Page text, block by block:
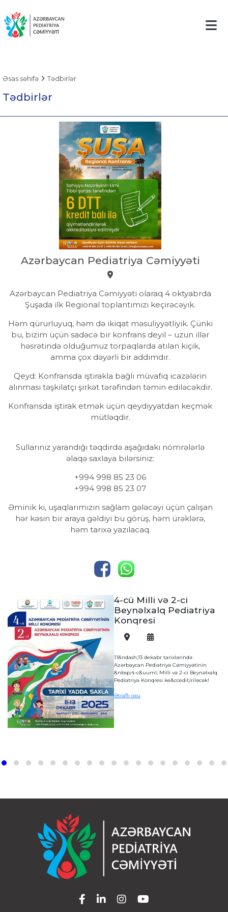
Əsas səhifə Tədbirlər
Tədbirlər
Azərbaycan Pediatriya Cəmiyyəti
Azərbaycan Pediatriya Cəmiyyəti olaraq 4 oktyabrda
Şuşada ilk Regional toplantımızı keçirəcəyik.
Həm qürurluyuq, həm də ikiqat məsuliyyətliyik. Çünki
bu, bizim üçün sadəcə bir konfrans deyil – uzun illər
həsrətində olduğumuz torpaqlarda atılan kiçik,
amma çox dəyərli bir addımdır.
Qeyd: Konfransda iştirakla bağlı müvafiq icazələrin
alınması təşkilatçı şirkət tərəfindən təmin ediləcəkdir.
Konfransda iştirak etmək üçün qeydiyyatdan keçmək
mütləqdir.
Sullarınız yarandığı təqdirdə aşağıdakı nömrələrlə
əlaqə saxlaya bilərsiniz:
+994 998 85 23 06
+994 998 85 23 07
Əminik ki, uşaqlarımızın sağlam gələcəyi üçün çalışan
hər kəsin bir araya gəldiyi bu görüş, həm ürəklərə,
həm tarixə yazılacaq.
4-cü Milli və 2-ci
Beynəlxalq Pediatriya
Konqresi
11&ndash;13 dekabr tarixlərində
Azərbaycan Pediatriya Cəmiyyətinin
&nbsp;4-c&uuml; Milli və 2-ci Beynəlxalq
Pediatriya Konqresi ke&ccedil;iriləcək!
Ətraflı oxu